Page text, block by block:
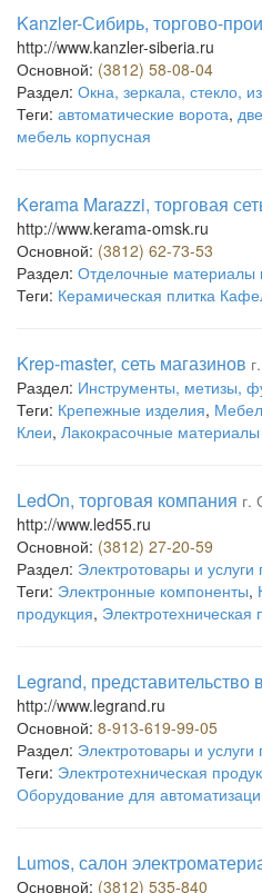
Kanzler-Сибирь, торгово-
http://www.kanzler-siberia.ru
Основной: (3812) 58-08-04
Раздел: Окна, зеркала, стекло,
Теги: автоматические ворота,
мебель корпусная
Kerama Marazzi, торговая
http://www.kerama-omsk.ru
Основной: (3812) 62-73-53
Раздел: Отделочные материалы
Теги: Керамическая плитка
Krep-master, сеть магазинов
Раздел: Инструменты, метизы,
Теги: Крепежные изделия,
Клеи, Лакокрасочные материалы
LedOn, торговая компания г.
http://www.led55.ru
Основной: (3812) 27-20-59
Раздел: Электротовары и
Теги: Электронные компоненты,
продукция, Электротехническая
Legrand, представительство
http://www.legrand.ru
Основной: 8-913-619-99-05
Раздел: Электротовары и
Теги: Электротехническая
Оборудование для
Lumos, салон
Основной: (3812) 535-840